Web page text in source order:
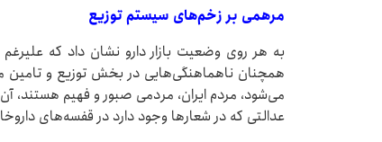
مرهمی بر زخم‌های سیستم توزیع
به هر روی وضعیت بازار دارو نشان داد که
همچنان ناهماهنگی‌هایی در بخش توزیع و تامین
می‌شود، مردم ایران، مردمی صبور و فهیم هستند،
عدالتی که در شعارها وجود دارد در قفسه‌های